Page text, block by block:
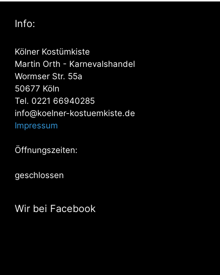
Info:
Kölner Kostümkiste
Martin Orth - Karnevalshandel
Wormser Str. 55a
50677 Köln
Tel. 0221 66940285
info@koelner-kostuemkiste.de
Impressum
Öffnungszeiten:
geschlossen
Wir bei Facebook